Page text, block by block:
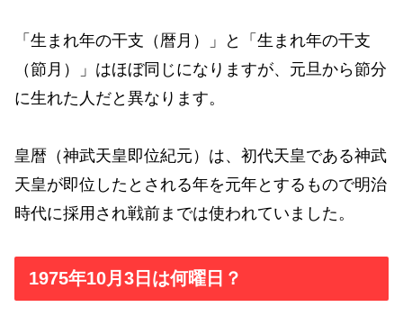
「生まれ年の干支（暦月）」と「生まれ年の干支
（節月）」はほぼ同じになりますが、元旦から節分
に生れた人だと異なります。
皇暦（神武天皇即位紀元）は、初代天皇である神武
天皇が即位したとされる年を元年とするもので明治
時代に採用され戦前までは使われていました。
1975年10月3日は何曜日？